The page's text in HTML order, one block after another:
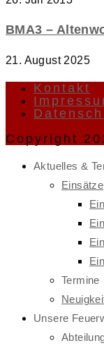
BMA3 –
21. August 2025
Kontakt
Copyright
Aktuelles &
Einsätze
Termine
Unsere